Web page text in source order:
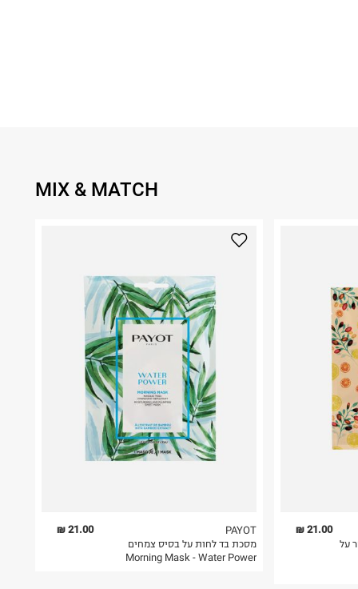
MIX & MATCH
21.00 ₪
PAYOT
מסכת בד לחות על בסיס צמחים
Morning Mask - Water Power
21.00 ₪
על